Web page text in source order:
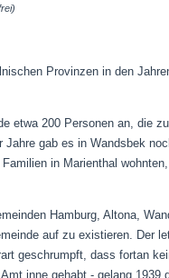
Provinzen in den
etwa 200 Personen an, die
gab es in Wandsbek
in Marienthal
Hamburg, Altona,
auf zu existieren. Der
geschrumpft, dass fortan
inne gehabt - gelang 1939